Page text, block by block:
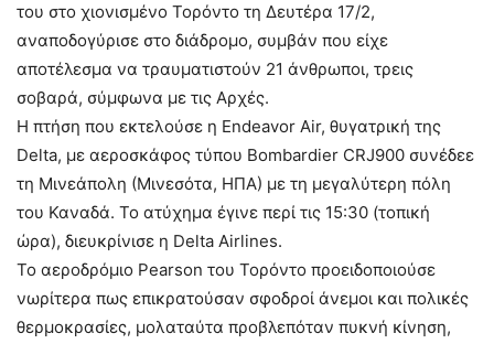
του στο χιονισμένο Τορόντο τη Δευτέρα 17/2,
αναποδογύρισε στο διάδρομο, συμβάν που είχε
αποτέλεσμα να τραυματιστούν 21 άνθρωποι, τρεις
σοβαρά, σύμφωνα με τις Αρχές.
Η πτήση που εκτελούσε η Endeavor Air, θυγατρική της
Delta, με αεροσκάφος τύπου Bombardier CRJ900 συνέδεε
τη Μινεάπολη (Μινεσότα, ΗΠΑ) με τη μεγαλύτερη πόλη
του Καναδά. Το ατύχημα έγινε περί τις 15:30 (τοπική
ώρα), διευκρίνισε η Delta Airlines.
Το αεροδρόμιο Pearson του Τορόντο προειδοποιούσε
νωρίτερα πως επικρατούσαν σφοδροί άνεμοι και πολικές
θερμοκρασίες, μολαταύτα προβλεπόταν πυκνή κίνηση,